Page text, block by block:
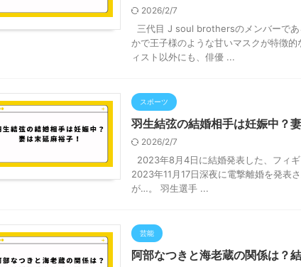
2026/2/7
三代目 J soul brothersのメンバーで
かで王子様のような甘いマスクが特徴
ィスト以外にも、俳優 ...
スポーツ
羽生結弦の結婚相手は妊娠中？
2026/2/7
2023年8月4日に結婚発表した、フィ
2023年11月17日深夜に電撃離婚を発表
が…。 羽生選手 ...
芸能
阿部なつきと海老蔵の関係は？